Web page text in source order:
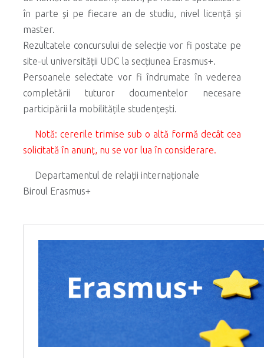
în parte și pe fiecare an de studiu, nivel licență și
master.
Rezultatele concursului de selecție vor fi postate pe
site-ul universității UDC la secțiunea Erasmus+.
Persoanele selectate vor fi îndrumate în vederea
completării tuturor documentelor necesare
participării la mobilitățile studențești.
Notă: cererile trimise sub o altă formă decât cea
solicitată în anunț, nu se vor lua în considerare.
Departamentul de relații internaționale
Biroul Erasmus+